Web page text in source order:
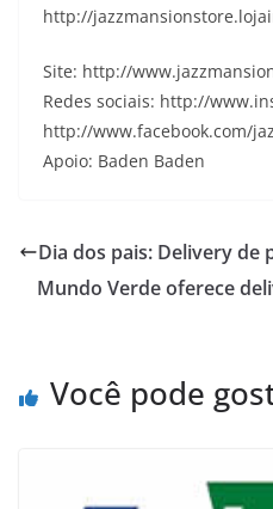
http://
Site: http://
Redes sociais: http://
http://www.facebook.com/
Apoio: Baden Baden
Dia dos pais: Delivery de
Mundo Verde oferece
Você pode